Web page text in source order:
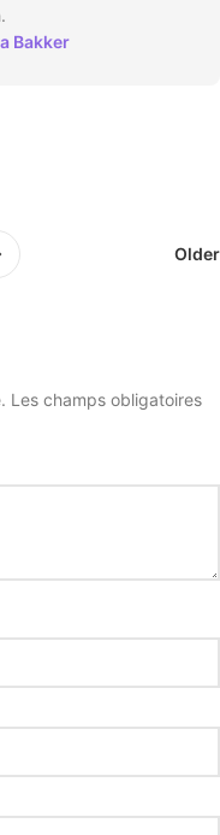
Bakker
Older
Les champs obligatoires